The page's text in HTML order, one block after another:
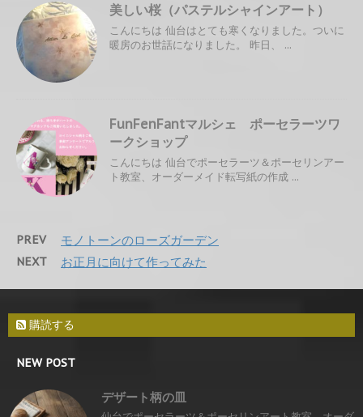
美しい桜（パステルシャインアート）
こんにちは 仙台はとても寒くなりました。ついに
暖房のお世話になりました。 昨日、 ...
FunFenFantマルシェ ポーセラーツワ
ークショップ
こんにちは 仙台でポーセラーツ＆ポーセリンアー
ト教室、オーダーメイド転写紙の作成 ...
PREV モノトーンのローズガーデン
NEXT お正月に向けて作ってみた
購読する
NEW POST
デザート柄の皿